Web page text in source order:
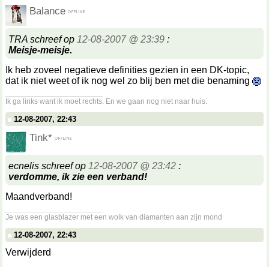
Balance
TRA schreef op 12-08-2007 @ 23:39 :
Meisje-meisje.
Ik heb zoveel negatieve definities gezien in een DK-topic,
dat ik niet weet of ik nog wel zo blij ben met die benaming
Ik ga links want ik moet rechts. En we gaan nog niet naar huis.
12-08-2007, 22:43
Tink*
ecnelis schreef op 12-08-2007 @ 23:42 :
verdomme, ik zie een verband!
Maandverband!
Je was een glasblazer met een wolk van diamanten aan zijn mond
12-08-2007, 22:43
Verwijderd